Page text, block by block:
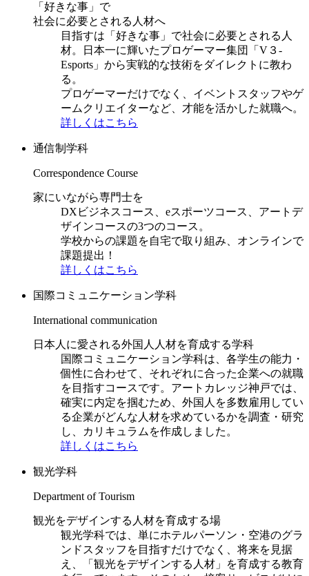
「好きな事」で
社会に必要とされる人材へ
目指すは「好きな事」で社会に必要とされる人
材。日本一に輝いたプロゲーマー集団「V３-
Esports」から実戦的な技術をダイレクトに教わ
る。
プロゲーマーだけでなく、イベントスタッフやゲ
ームクリエイターなど、才能を活かした就職へ。
詳しくはこちら
通信制学科
Correspondence Course
家にいながら専門士を
DXビジネスコース、eスポーツコース、アートデ
ザインコースの3つのコース。
学校からの課題を自宅で取り組み、オンラインで
課題提出！
詳しくはこちら
国際コミュニケーション学科
International communication
日本人に愛される外国人人材を育成する学科
国際コミュニケーション学科は、各学生の能力・
個性に合わせて、それぞれに合った企業への就職
を目指すコースです。アートカレッジ神戸では、
確実に内定を掴むため、外国人を多数雇用してい
る企業がどんな人材を求めているかを調査・研究
し、カリキュラムを作成しました。
詳しくはこちら
観光学科
Department of Tourism
観光をデザインする人材を育成する場
観光学科では、単にホテルパーソン・空港のグラ
ンドスタッフを目指すだけでなく、将来を見据
え、「観光をデザインする人材」を育成する教育